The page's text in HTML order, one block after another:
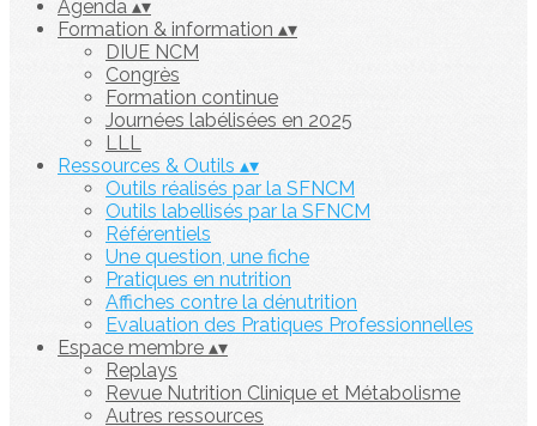
Agenda ▴▾
Formation & information ▴▾
DIUE NCM
Congrès
Formation continue
Journées labélisées en 2025
LLL
Ressources & Outils ▴▾
Outils réalisés par la SFNCM
Outils labellisés par la SFNCM
Référentiels
Une question, une fiche
Pratiques en nutrition
Affiches contre la dénutrition
Evaluation des Pratiques Professionnelles
Espace membre ▴▾
Replays
Revue Nutrition Clinique et Métabolisme
Autres ressources